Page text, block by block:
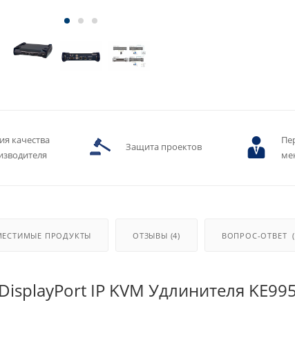
качества
Защита проектов
ПРОДУКТЫ ОТЗЫВЫ (4) ВОПРОС-ОТВЕТ
IP KVM Удлинителя